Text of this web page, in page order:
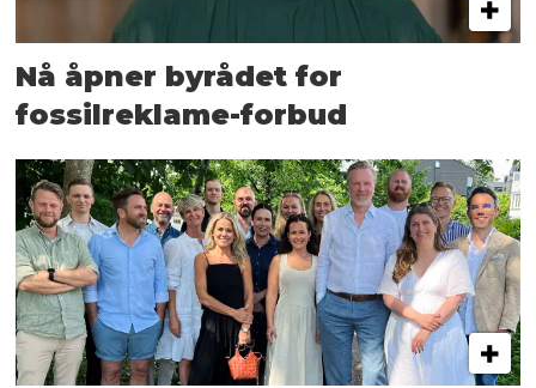
Nå åpner byrådet for
fossilreklame-forbud